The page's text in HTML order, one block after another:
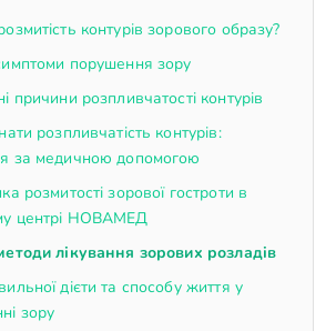
контурів зорового образу?
порушення зору
причини розпливчатості контурів
розпливчатість контурів:
за медичною допомогою
розмитості зорової гостроти в
центрі НОВАМЕД
лікування зорових розладів
дієти та способу життя у
зору